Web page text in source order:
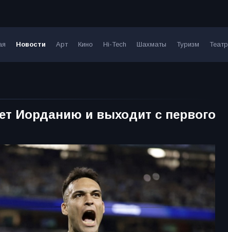
Новости Арт Кино Hi-Tech Шахматы Туризм Театр
Иорданию и выходит с первого